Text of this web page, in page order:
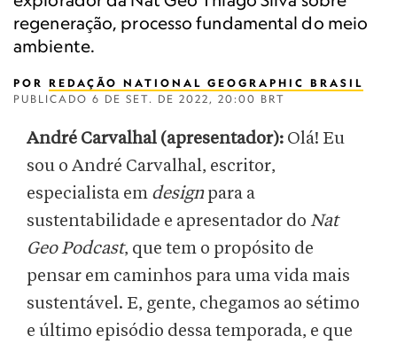
regeneração, processo fundamental do meio
ambiente.
POR REDAÇÃO NATIONAL GEOGRAPHIC BRASIL
PUBLICADO 6 DE SET. DE 2022, 20:00 BRT
André Carvalhal (apresentador): Olá! Eu
sou o André Carvalhal, escritor,
especialista em designpara a
sustentabilidade e apresentador do Nat
Geo Podcast, que tem o propósito de
pensar em caminhos para uma vida mais
sustentável. E, gente, chegamos ao sétimo
e último episódio dessa temporada, e que